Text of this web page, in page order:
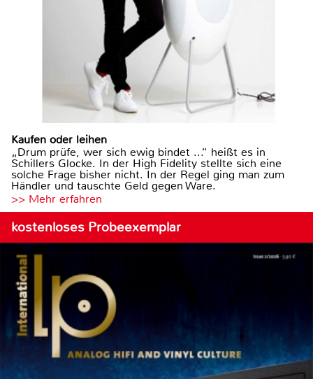
Kaufen oder leihen
„Drum prüfe, wer sich ewig bindet ...“ heißt es in
Schillers Glocke. In der High Fidelity stellte sich eine
solche Frage bisher nicht. In der Regel ging man zum
Händler und tauschte Geld gegen Ware.
>> Mehr erfahren
kostenloses Probeexemplar